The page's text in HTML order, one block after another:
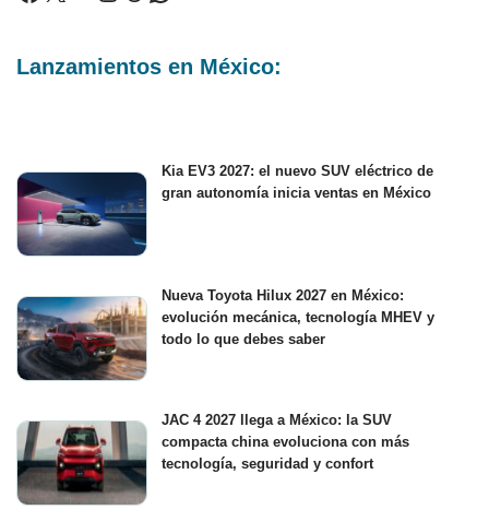
Lanzamientos en México:
Kia EV3 2027: el nuevo SUV eléctrico de
gran autonomía inicia ventas en México
Nueva Toyota Hilux 2027 en México:
evolución mecánica, tecnología MHEV y
todo lo que debes saber
JAC 4 2027 llega a México: la SUV
compacta china evoluciona con más
tecnología, seguridad y confort